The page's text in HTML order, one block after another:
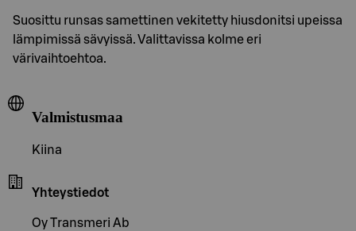
Suosittu runsas samettinen vekitetty hiusdonitsi upeissa
lämpimissä sävyissä. Valittavissa kolme eri
värivaihtoehtoa.
Valmistusmaa
Kiina
Yhteystiedot
Oy Transmeri Ab